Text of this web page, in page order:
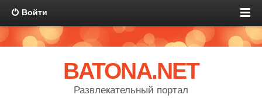
Войти
BATONA.NET
Развлекательный портал